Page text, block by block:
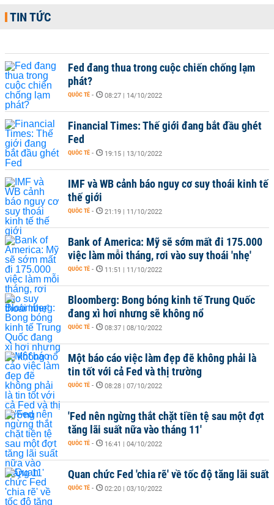
TIN TỨC
Fed đang thua trong cuộc chiến chống lạm
phát?
QUỐC TẾ - 08:27 | 14/10/2022
Financial Times: Thế giới đang bắt đầu ghét
Fed
QUỐC TẾ - 19:15 | 13/10/2022
IMF và WB cảnh báo nguy cơ suy thoái kinh tế
thế giới
QUỐC TẾ - 21:19 | 11/10/2022
Bank of America: Mỹ sẽ sớm mất đi 175.000
việc làm mỗi tháng, rơi vào suy thoái 'nhẹ'
QUỐC TẾ - 11:51 | 11/10/2022
Bloomberg: Bong bóng kinh tế Trung Quốc
đang xì hơi nhưng sẽ không nổ
QUỐC TẾ - 08:37 | 08/10/2022
Một báo cáo việc làm đẹp đẽ không phải là
tin tốt với cả Fed và thị trường
QUỐC TẾ - 08:28 | 07/10/2022
'Fed nên ngừng thắt chặt tiền tệ sau một đợt
tăng lãi suất nữa vào tháng 11'
QUỐC TẾ - 16:41 | 04/10/2022
Quan chức Fed 'chia rẽ' về tốc độ tăng lãi suất
QUỐC TẾ - 02:20 | 03/10/2022